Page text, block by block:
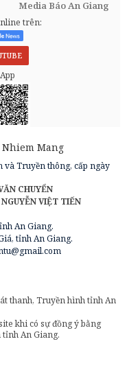
Media Báo An Giang
trên:
và Truyền thông, cấp ngày
CHUYỂN
NGUYỄN VIỆT TIẾN
An Giang.
tỉnh An Giang.
thanh, Truyền hình tỉnh An
khi có sự đồng ý bằng
tỉnh An Giang.